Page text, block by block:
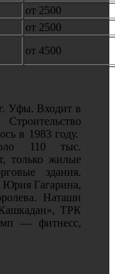
от 2500
от 2500
от 4500
Уфы. Входит в
в 1983 году.
110 тыс.
только жилые
здания.
Юрия Гагарина,
Наташи
ТРК
— фитнесс,